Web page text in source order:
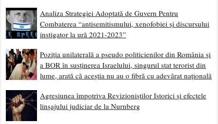
Analiza Strategiei Adoptată de Guvern Pentru
Combaterea “antisemitismului, xenofobiei și discursului
instigator la ură 2021-2023”
Poziția unilaterală a pseudo politicienilor din România și
a BOR în susținerea Israelului, singurul stat terorist din
lume, arată că aceștia nu au o fibră cu adevărat națională
Agresiunea împotriva Revizioniștilor Istorici și efectele
linșajului judiciar de la Nurnberg